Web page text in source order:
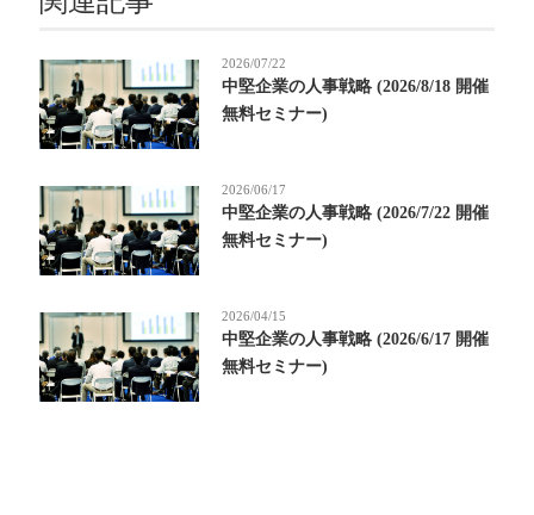
2026/07/22
中堅企業の人事戦略 (2026/8/18 開催
無料セミナー)
2026/06/17
中堅企業の人事戦略 (2026/7/22 開催
無料セミナー)
2026/04/15
中堅企業の人事戦略 (2026/6/17 開催
無料セミナー)